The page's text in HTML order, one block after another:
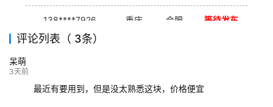
138****7926 重庆 合肥 等待发车
139****9233
评论列表（ 3条）
呆萌
3天前
最近有要用到，但是没太熟悉这块，价格便宜